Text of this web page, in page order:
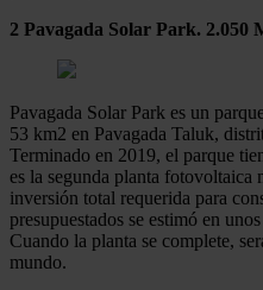
2 Pavagada Solar Park. 2.050
Pavagada Solar Park es un
53 km2 en Pavagada Taluk,
Terminado en 2019, el parque
es la segunda planta fotovoltaica
inversión total requerida para
presupuestados se estimó en
Cuando la planta se complete,
mundo.